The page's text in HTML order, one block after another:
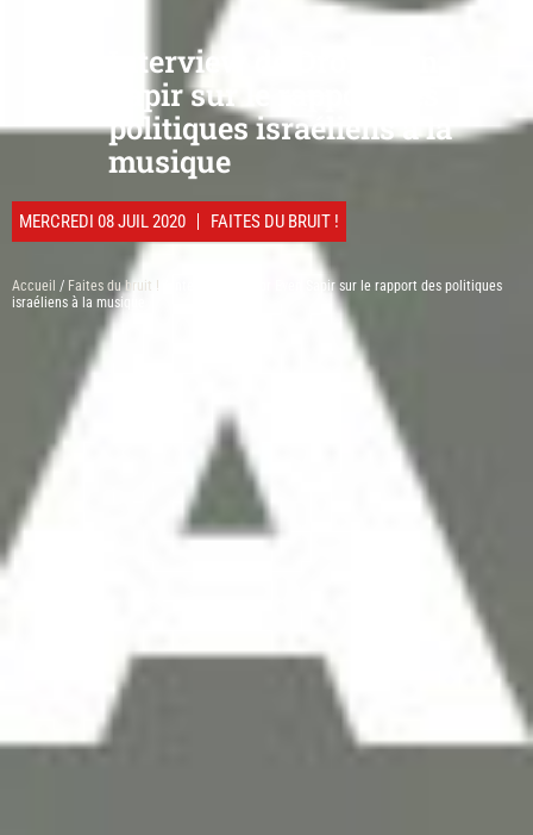
Interview de Dror Even
Sapir sur le rapport des
politiques israéliens à la
musique
MERCREDI 08 JUIL 2020 FAITES DU BRUIT !
Accueil / Faites du bruit ! / Interview de Dror Even Sapir sur le rapport des politiques
israéliens à la musique